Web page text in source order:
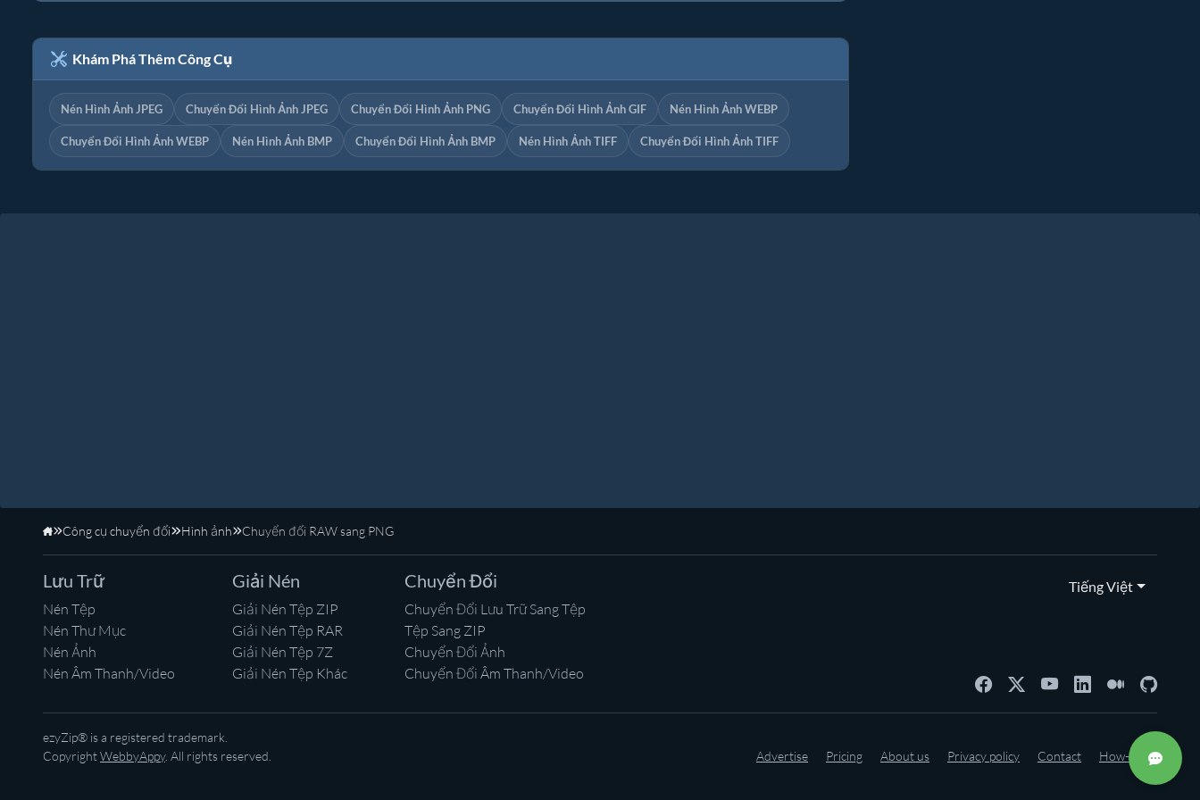
Khám Phá Thêm Công Cụ
Nén Hình Ảnh JPEG Chuyển Đổi Hình Ảnh JPEG Chuyển Đổi Hình Ảnh PNG Chuyển Đổi Hình Ảnh GIF Nén Hình Ảnh WEBP
Chuyển Đổi Hình Ảnh WEBP Nén Hình Ảnh BMP Chuyển Đổi Hình Ảnh BMP Nén Hình Ảnh TIFF Chuyển Đổi Hình Ảnh TIFF
Trang Chủ
Công cụ chuyển đổi Hình ảnh Chuyển đổi RAW sang PNG
Lưu Trữ
Nén Tệp
Nén Thư Mục
Nén Ảnh
Nén Âm Thanh/Video
Giải Nén
Giải Nén Tệp ZIP
Giải Nén Tệp RAR
Giải Nén Tệp 7Z
Giải Nén Tệp Khác
Chuyển Đổi
Chuyển Đổi Lưu Trữ Sang Tệp
Tệp Sang ZIP
Chuyển Đổi Ảnh
Chuyển Đổi Âm Thanh/Video
Tiếng Việt
ezyZip® is a registered trademark.
CopyrightWebbyAppy. All rights reserved. Advertise Pricing About us Privacy policy Contact How-to's